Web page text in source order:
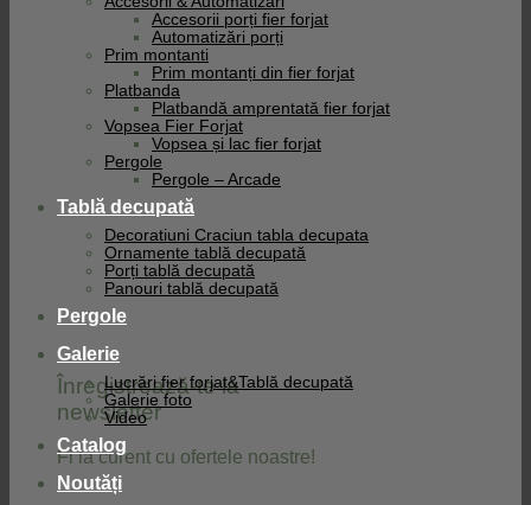
Înregistrează-te la
newsletter
Fi la curent cu ofertele noastre!
Accesorii porți fier forjat
Automatizări porți
Prim montanti
Prim montanți din fier forjat
Platbanda
Platbandă amprentată fier forjat
Vopsea Fier Forjat
Vopsea și lac fier forjat
Pergole
Pergole – Arcade
Tablă decupată
Decoratiuni Craciun tabla decupata
Ornamente tablă decupată
Porți tablă decupată
Panouri tablă decupată
Pergole
Galerie
Lucrări fier forjat&Tablă decupată
Galerie foto
Video
Catalog
Noutăți